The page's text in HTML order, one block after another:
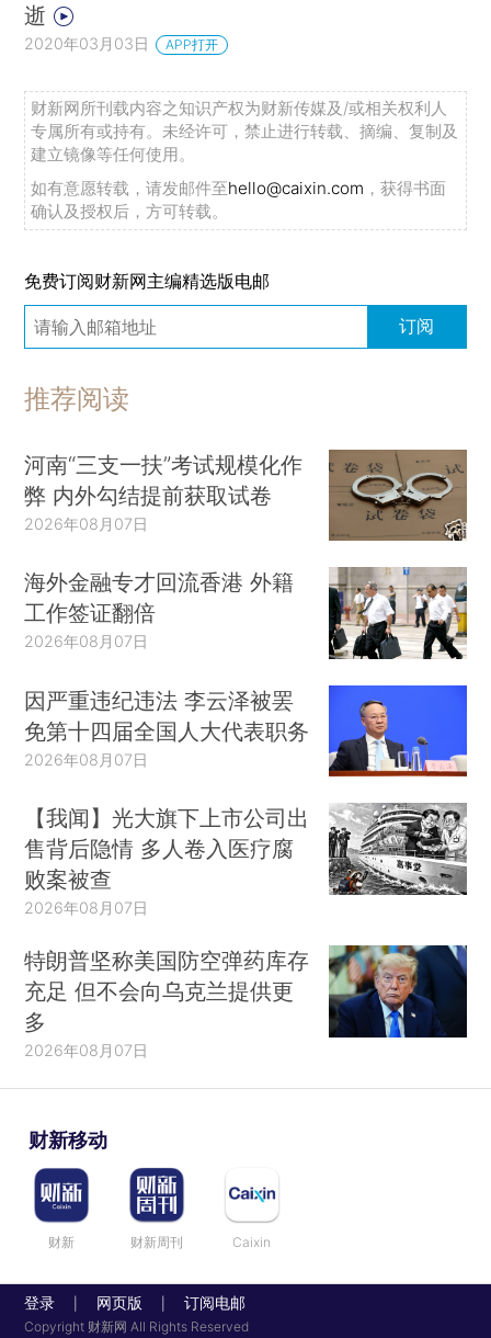
逝
2020年03月03日 APP打开
财新网所刊载内容之知识产权为财新传媒及/或相关权利人
专属所有或持有。未经许可，禁止进行转载、摘编、复制及
建立镜像等任何使用。
如有意愿转载，请发邮件至hello@caixin.com ，获得书面
确认及授权后，方可转载。
免费订阅财新网主编精选版电邮
订阅
推荐阅读
河南“三支一扶”考试规模化作
弊 内外勾结提前获取试卷
2026年08月07日
海外金融专才回流香港 外籍
工作签证翻倍
2026年08月07日
因严重违纪违法 李云泽被罢
免第十四届全国人大代表职务
2026年08月07日
【我闻】光大旗下上市公司出
售背后隐情 多人卷入医疗腐
败案被查
2026年08月07日
特朗普坚称美国防空弹药库存
充足 但不会向乌克兰提供更
多
2026年08月07日
财新移动
财新 财新周刊 Caixin
登录 网页版 订阅电邮
Copyright 财新网 All Rights Reserved